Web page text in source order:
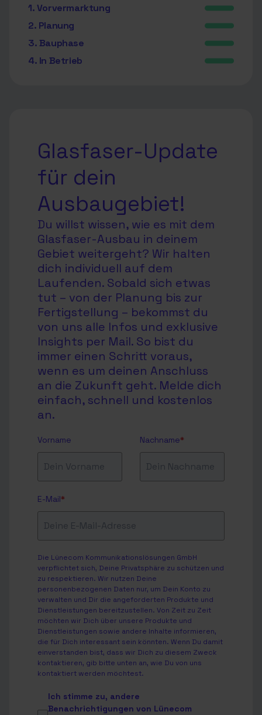
1. Vorvermarktung
2. Planung
3. Bauphase
4. In Betrieb
Glasfaser-Update
für dein
Ausbaugebiet!
Du willst wissen, wie es mit dem
Glasfaser-Ausbau in deinem
Gebiet weitergeht? Wir halten
dich individuell auf dem
Laufenden. Sobald sich etwas
tut – von der Planung bis zur
Fertigstellung – bekommst du
von uns alle Infos und exklusive
Insights per Mail. So bist du
immer einen Schritt voraus,
wenn es um deinen Anschluss
an die Zukunft geht. Melde dich
einfach, schnell und kostenlos
an.
Vorname Nachname*
E-Mail*
Die Lünecom Kommunikationslösungen GmbH
verpflichtet sich, Deine Privatsphäre zu schützen und
zu respektieren. Wir nutzen Deine
personenbezogenen Daten nur, um Dein Konto zu
verwalten und Dir die angeforderten Produkte und
Dienstleistungen bereitzustellen. Von Zeit zu Zeit
möchten wir Dich über unsere Produkte und
Dienstleistungen sowie andere Inhalte informieren,
die für Dich interessant sein könnten. Wenn Du damit
einverstanden bist, dass wir Dich zu diesem Zweck
kontaktieren, gib bitte unten an, wie Du von uns
kontaktiert werden möchtest.
Ich stimme zu, andere
Benachrichtigungen von Lünecom